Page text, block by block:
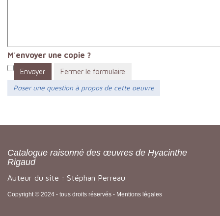
M'envoyer une copie ?
Envoyer
Fermer le formulaire
Poser une question à propos de cette oeuvre
Catalogue raisonné des œuvres de Hyacinthe
Rigaud
Auteur du site : Stéphan Perreau
Copyright © 2024 - tous droits réservés - Mentions légales